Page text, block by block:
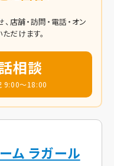
店舗・訪問・電話・オン
だけます。
相談
9:00～18:00
ム ラガール